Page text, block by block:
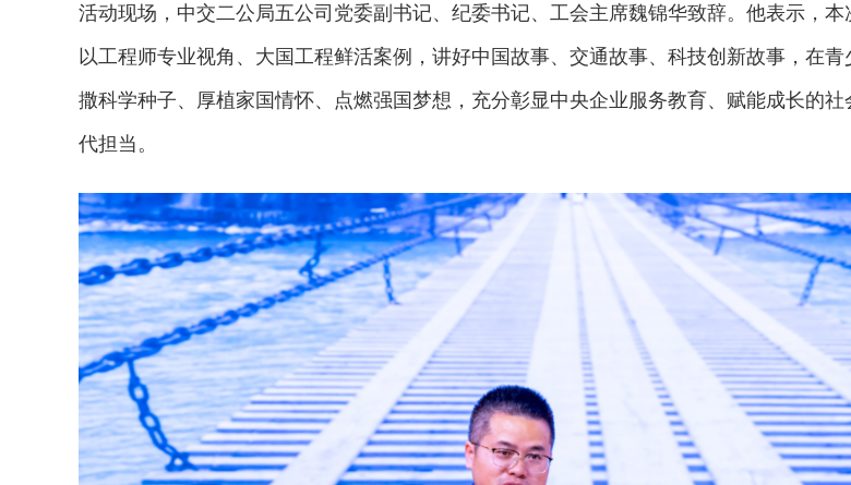
活动现场，中交二公局五公司党委副书记、纪委书记、工会主席魏锦华致辞。他表示，本
以工程师专业视角、大国工程鲜活案例，讲好中国故事、交通故事、科技创新故事，在青
撒科学种子、厚植家国情怀、点燃强国梦想，充分彰显中央企业服务教育、赋能成长的社
代担当。